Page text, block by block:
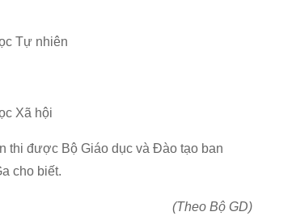
Tự nhiên
Xã hội
thi được Bộ Giáo dục và Đào tạo ban
cho biết.
(Theo Bộ GD)